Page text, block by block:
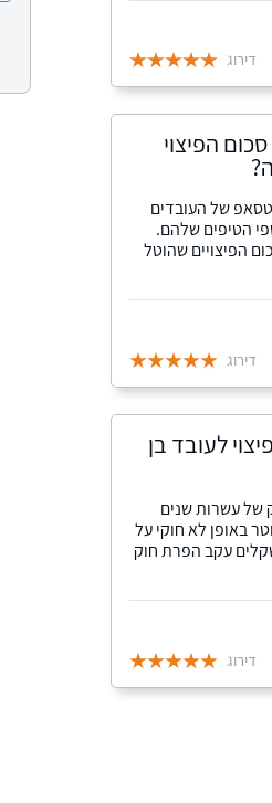
דירוג
הפיצוי
של העובדים
הטיפים שלהם.
הפיצויים שהוטל
דירוג
לעובד בן
של עשרות שנים
באופן לא חוקי על
התקבלה והוא יפוצה ב-80 אלף שקלים עקב הפרת חוק
דירוג